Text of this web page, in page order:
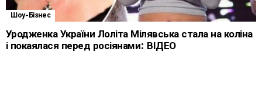
Шоу-Бізнес
Уродженка України Лоліта Мілявська стала на коліна
і покаялася перед росіянами: ВІДЕО